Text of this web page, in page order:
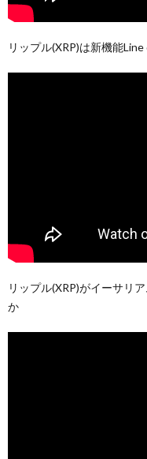
リップル(XRP)は新機能
リップル(XRP)がイーサリ
か